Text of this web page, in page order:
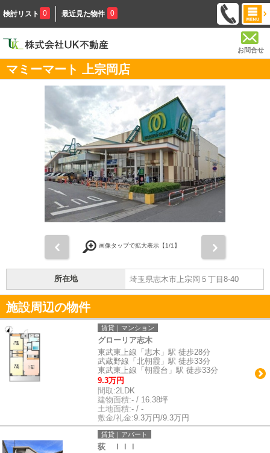
検討リスト 0 最近見た物件 0
お問合せ
マミーマート 上宗岡店
画像タップで拡大表示【1/1】
所在地 埼玉県志木市上宗岡５丁目8-40
施設周辺の物件
賃貸｜マンション
グローリア志木
東武東上線「志木」駅 徒歩28分
武蔵野線「北朝霞」駅 徒歩33分
東武東上線「朝霞台」駅 徒歩33分
9.3万円
間取:2LDK
建物面積:- / 16.38坪
土地面積:- / -
敷金/礼金:9.3万円/9.3万円
賃貸｜アパート
荻 ＩＩＩ